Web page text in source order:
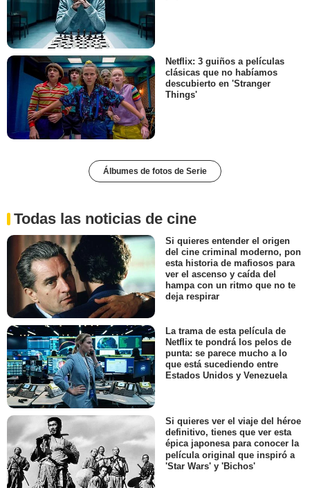
Netflix: 3 guiños a películas
clásicas que no habíamos
descubierto en 'Stranger
Things'
Álbumes de fotos de Serie
Todas las noticias de cine
Si quieres entender el origen
del cine criminal moderno, pon
esta historia de mafiosos para
ver el ascenso y caída del
hampa con un ritmo que no te
deja respirar
La trama de esta película de
Netflix te pondrá los pelos de
punta: se parece mucho a lo
que está sucediendo entre
Estados Unidos y Venezuela
Si quieres ver el viaje del héroe
definitivo, tienes que ver esta
épica japonesa para conocer la
película original que inspiró a
'Star Wars' y 'Bichos'